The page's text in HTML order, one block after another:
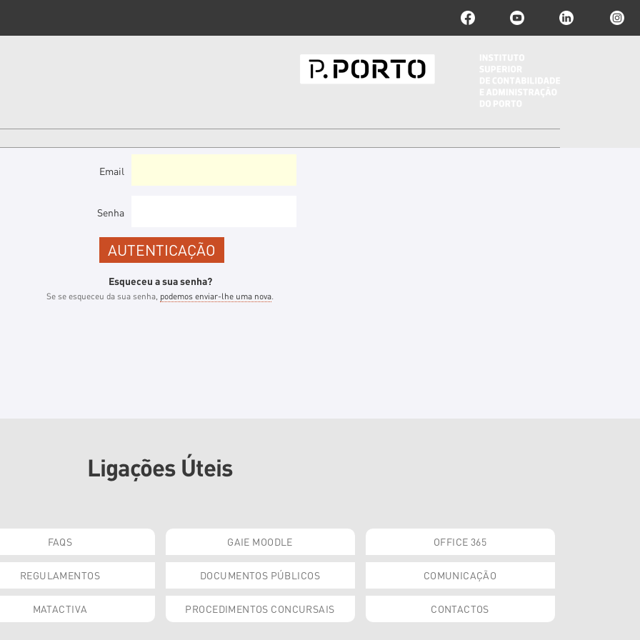
Email
Senha
Esqueceu a sua senha?
Se se esqueceu da sua senha, podemos enviar-lhe uma nova.
Ligações Úteis
FAQS GAIE MOODLE OFFICE 365
REGULAMENTOS DOCUMENTOS PÚBLICOS COMUNICAÇÃO
MATACTIVA PROCEDIMENTOS CONCURSAIS CONTACTOS